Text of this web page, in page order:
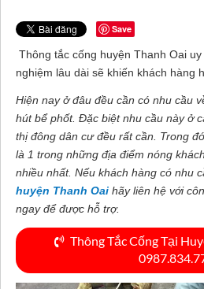
Save
Thông tắc cống huyện Thanh Oai
nghiệm lâu dài sẽ khiến khách hàng
Hiện nay ở đâu đều cần có nhu cầu
hút bể phốt. Đặc biệt nhu cầu này ở
thị đông dân cư đều rất cần. Trong
là 1 trong những địa điểm nóng
nhiều nhất. Nếu khách hàng có nhu
huyện Thanh Oai hãy liên hệ với
ngay để được hỗ trợ.
Thông Tắc Cống Tại